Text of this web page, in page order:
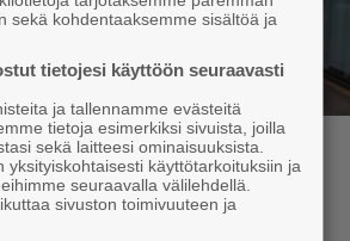
Parikka etsivät
”Seuraavaan kotiin
sekä kohdentaaksemme sisältöä ja
tietojesi käyttöön seuraavasti
ja tallennamme evästeitä
tietoja esimerkiksi sivuista, joilla
sekä laitteesi ominaisuuksista.
yksityiskohtaisesti käyttötarkoituksiin ja
seuraavalla välilehdellä.
sivuston toimivuuteen ja